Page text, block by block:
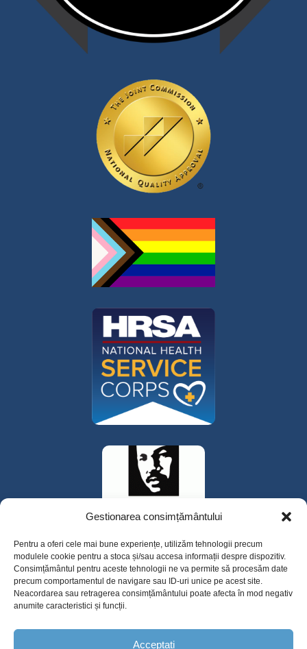
Gestionarea consimțământului
Pentru a oferi cele mai bune experiențe, utilizăm tehnologii precum
modulele cookie pentru a stoca și/sau accesa informații despre dispozitiv.
Consimțământul pentru aceste tehnologii ne va permite să procesăm date
precum comportamentul de navigare sau ID-uri unice pe acest site.
Neacordarea sau retragerea consimțământului poate afecta în mod negativ
anumite caracteristici și funcții.
Acceptați
325 W Gowe Street, Kent, Washington 98032